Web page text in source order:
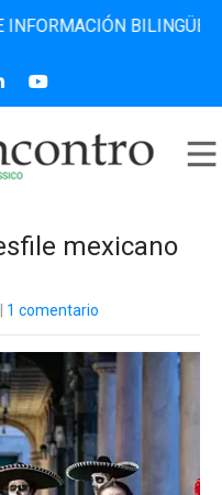
BILINGÜE QUE
mexicano
1 comentario